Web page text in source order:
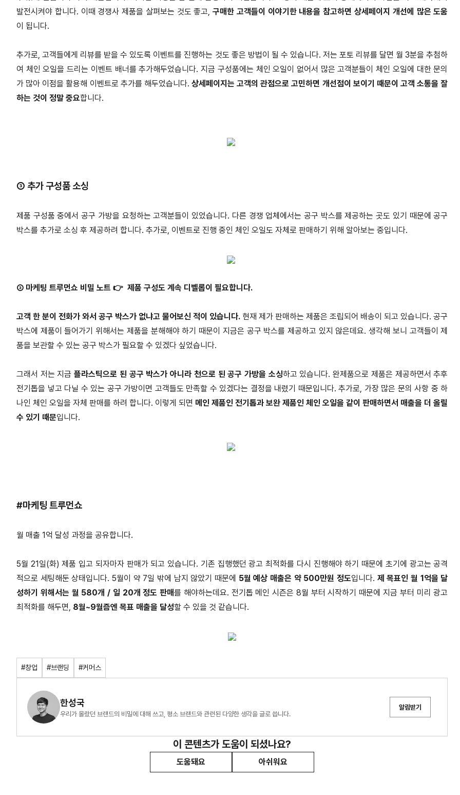
발전시켜야 합니다. 이때 경쟁사 제품을 살펴보는 것도 좋고,구매한 고객들이 이야기한 내용을 참고하면 상세페이지 개선에 많은 도움
이 됩니다.
추가로, 고객들에게 리뷰를 받을 수 있도록 이벤트를 진행하는 것도 좋은 방법이 될 수 있습니다. 저는 포토 리뷰를 달면 월 3분을 추첨하
여 체인 오일을 드리는 이벤트 배너를 추가해두었습니다. 지금 구성품에는 체인 오일이 없어서 많은 고객분들이 체인 오일에 대한 문의
가 많아 이점을 활용해 이벤트로 추가를 해두었습니다. 상세페이지는 고객의 관점으로 고민하면 개선점이 보이기 때문이 고객 소통을 잘
하는 것이 정말 중요합니다.
③ 추가 구성품 소싱
제품 구성품 중에서 공구 가방을 요청하는 고객분들이 있었습니다. 다른 경쟁 업체에서는 공구 박스를 제공하는 곳도 있기 때문에 공구
박스를 추가로 소싱 후 제공하려 합니다. 추가로, 이벤트로 진행 중인 체인 오일도 자체로 판매하기 위해 알아보는 중입니다.
③ 마케팅 트루먼쇼 비밀 노트 👉 제품 구성도 계속 디벨롭이 필요합니다.
고객 한 분이 전화가 와서 공구 박스가 없냐고 물어보신 적이 있습니다. 현재 제가 판매하는 제품은 조립되어 배송이 되고 있습니다. 공구
박스에 제품이 들어가기 위해서는 제품을 분해해야 하기 때문이 지금은 공구 박스를 제공하고 있지 않은데요. 생각해 보니 고객들이 제
품을 보관할 수 있는 공구 박스가 필요할 수 있겠다 싶었습니다.
그래서 저는 지금플라스틱으로 된 공구 박스가 아니라 천으로 된 공구 가방을 소싱하고 있습니다. 완제품으로 제품은 제공하면서 추후
전기톱을 넣고 다닐 수 있는 공구 가방이면 고객들도 만족할 수 있겠다는 결정을 내렸기 때문입니다. 추가로, 가장 많은 문의 사항 중 하
나인 체인 오일을 자체 판매를 하려 합니다. 이렇게 되면 메인 제품인 전기톱과 보완 제품인 체인 오일을 같이 판매하면서 매출을 더 올릴
수 있기 때문입니다.
#마케팅 트루먼쇼
월 매출 1억 달성 과정을 공유합니다.
5월 21일(화) 제품 입고 되자마자 판매가 되고 있습니다. 기존 집행했던 광고 최적화를 다시 진행해야 하기 때문에 초기에 광고는 공격
적으로 세팅해둔 상태입니다. 5월이 약 7일 밖에 남지 않았기 때문에 5월 예상 매출은 약 500만원 정도입니다. 제 목표인 월 1억을 달
성하기 위해서는 월 580개 / 일 20개 정도 판매를 해야하는데요. 전기톱 메인 시즌은 8월 부터 시작하기 때문에 지금 부터 미리 광고
최적화를 해두면, 8월~9월즘엔 목표 매출을 달성할 수 있을 것 같습니다.
#창업 #브랜딩 #커머스
한성국
우리가 몰랐던 브랜드의 비밀에 대해 쓰고, 평소 브랜드와 관련된 다양한 생각을 글로 씁니다.
알림받기
이 콘텐츠가 도움이 되셨나요?
도움돼요 아쉬워요